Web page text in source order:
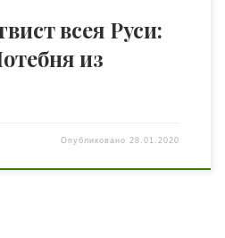
всея Руси:
из
Опубликовано28.01.2020